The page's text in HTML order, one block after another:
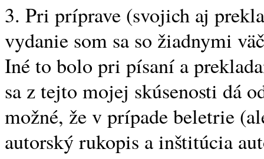
3. Pri príprave (svojich aj
vydanie som sa so žiadnymi
Iné to bolo pri písaní a
sa z tejto mojej skúsenosti dá
možné, že v prípade beletrie
autorský rukopis a inštitúcia